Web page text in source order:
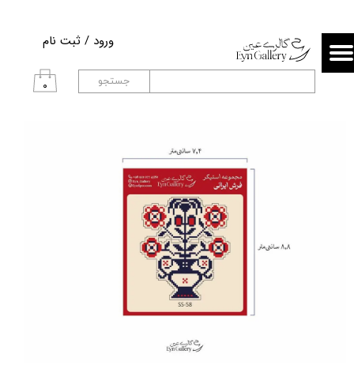
۰
ورود / ثبت نام
حساب کاربری من
تغییر گذر واژه
جستجو